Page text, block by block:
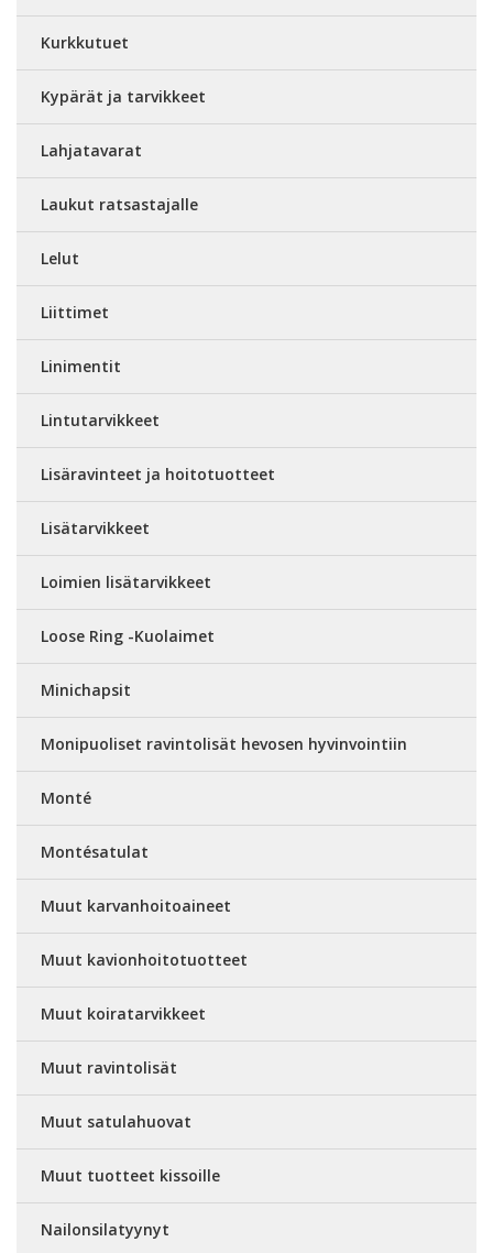
Kurkkutuet
Kypärät ja tarvikkeet
Lahjatavarat
Laukut ratsastajalle
Lelut
Liittimet
Linimentit
Lintutarvikkeet
Lisäravinteet ja hoitotuotteet
Lisätarvikkeet
Loimien lisätarvikkeet
Loose Ring -Kuolaimet
Minichapsit
Monipuoliset ravintolisät hevosen hyvinvointiin
Monté
Montésatulat
Muut karvanhoitoaineet
Muut kavionhoitotuotteet
Muut koiratarvikkeet
Muut ravintolisät
Muut satulahuovat
Muut tuotteet kissoille
Nailonsilatyynyt